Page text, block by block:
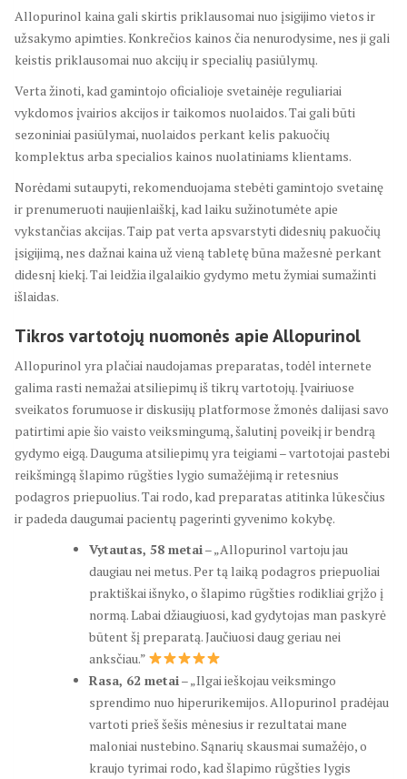
Allopurinol kaina gali skirtis priklausomai nuo įsigijimo vietos ir
užsakymo apimties. Konkrečios kainos čia nenurodysime, nes ji gali
keistis priklausomai nuo akcijų ir specialių pasiūlymų.
Verta žinoti, kad gamintojo oficialioje svetainėje reguliariai
vykdomos įvairios akcijos ir taikomos nuolaidos. Tai gali būti
sezoniniai pasiūlymai, nuolaidos perkant kelis pakuočių
komplektus arba specialios kainos nuolatiniams klientams.
Norėdami sutaupyti, rekomenduojama stebėti gamintojo svetainę
ir prenumeruoti naujienlaiškį, kad laiku sužinotumėte apie
vykstančias akcijas. Taip pat verta apsvarstyti didesnių pakuočių
įsigijimą, nes dažnai kaina už vieną tabletę būna mažesnė perkant
didesnį kiekį. Tai leidžia ilgalaikio gydymo metu žymiai sumažinti
išlaidas.
Tikros vartotojų nuomonės apie Allopurinol
Allopurinol yra plačiai naudojamas preparatas, todėl internete
galima rasti nemažai atsiliepimų iš tikrų vartotojų. Įvairiuose
sveikatos forumuose ir diskusijų platformose žmonės dalijasi savo
patirtimi apie šio vaisto veiksmingumą, šalutinį poveikį ir bendrą
gydymo eigą. Dauguma atsiliepimų yra teigiami – vartotojai pastebi
reikšmingą šlapimo rūgšties lygio sumažėjimą ir retesnius
podagros priepuolius. Tai rodo, kad preparatas atitinka lūkesčius
ir padeda daugumai pacientų pagerinti gyvenimo kokybę.
Vytautas, 58 metai– „Allopurinol vartoju jau
daugiau nei metus. Per tą laiką podagros priepuoliai
praktiškai išnyko, o šlapimo rūgšties rodikliai grįžo į
normą. Labai džiaugiuosi, kad gydytojas man paskyrė
būtent šį preparatą. Jaučiuosi daug geriau nei
anksčiau.”
Rasa, 62 metai– „Ilgai ieškojau veiksmingo
sprendimo nuo hiperurikemijos. Allopurinol pradėjau
vartoti prieš šešis mėnesius ir rezultatai mane
maloniai nustebino. Sąnarių skausmai sumažėjo, o
kraujo tyrimai rodo, kad šlapimo rūgšties lygis